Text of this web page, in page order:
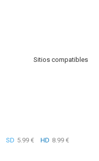
Sitios compatibles
SD 5.99 € HD 8.99 €